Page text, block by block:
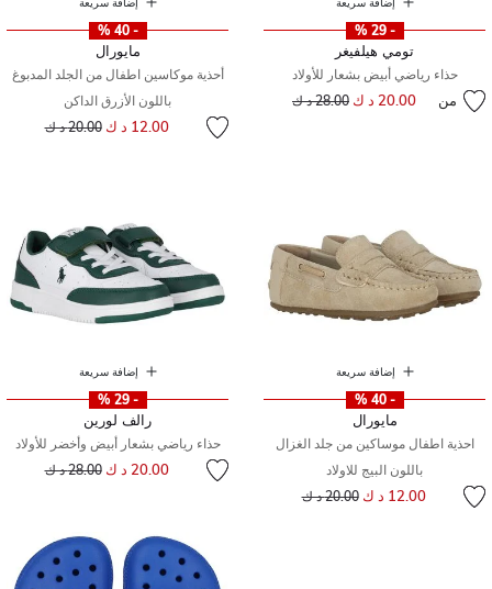
- 29 %
تومي هيلفيغر
حذاء رياضي أبيض بشعار للأولاد
من 20.00 د ك سعر مخفض من
28.00 د ك
- 40 %
مايورال
أحذية موكاسين اطفال من الجلد المدبوغ
باللون الأزرق الداكن
12.00 د ك سعر مخفض من
20.00 د ك إلى
إضافة سريعة
- 40 %
مايورال
احذية اطفال موساكين من جلد الغزال
باللون البيج للاولاد
12.00 د ك سعر مخفض من
20.00 د ك
إضافة سريعة
- 29 %
رالف لورين
حذاء رياضي بشعار أبيض وأخضر للأولاد
20.00 د ك سعر مخفض من
28.00 د ك إلى